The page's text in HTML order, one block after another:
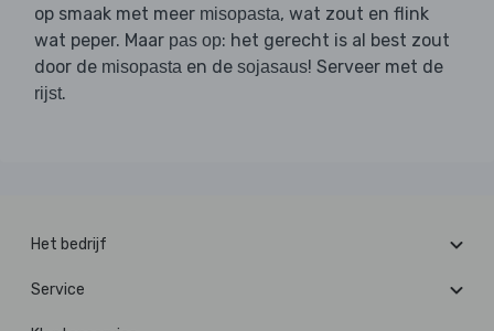
op smaak met meer misopasta, wat zout en flink
wat peper. Maar pas op: het gerecht is al best zout
door de misopasta en de sojasaus! Serveer met de
rijst.
Het bedrijf
Service